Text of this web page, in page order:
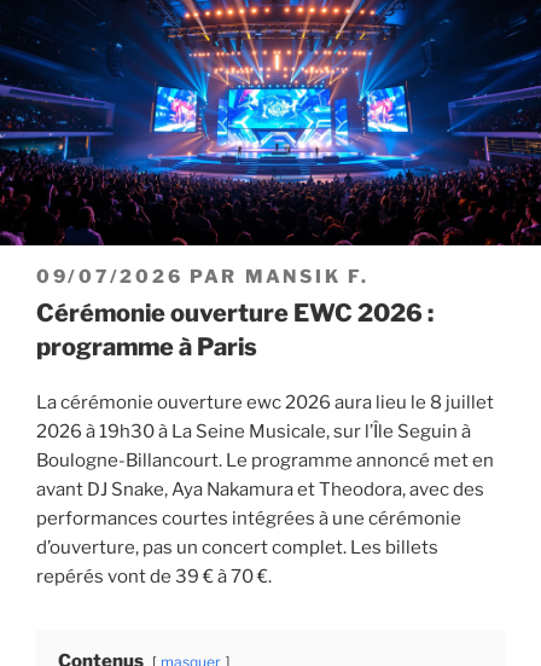
PUBLIÉ
LE
09/07/2026 PAR MANSIK F.
Cérémonie ouverture EWC 2026 :
programme à Paris
La cérémonie ouverture ewc 2026 aura lieu le 8 juillet
2026 à 19h30 à La Seine Musicale, sur l’Île Seguin à
Boulogne-Billancourt. Le programme annoncé met en
avant DJ Snake, Aya Nakamura et Theodora, avec des
performances courtes intégrées à une cérémonie
d’ouverture, pas un concert complet. Les billets
repérés vont de 39 € à 70 €.
Contenus masquer